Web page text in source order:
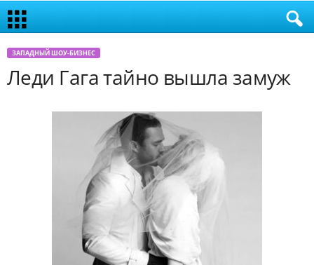
ЗАПАДНЫЙ ШОУ-БИЗНЕС
Леди Гага тайно вышла замуж